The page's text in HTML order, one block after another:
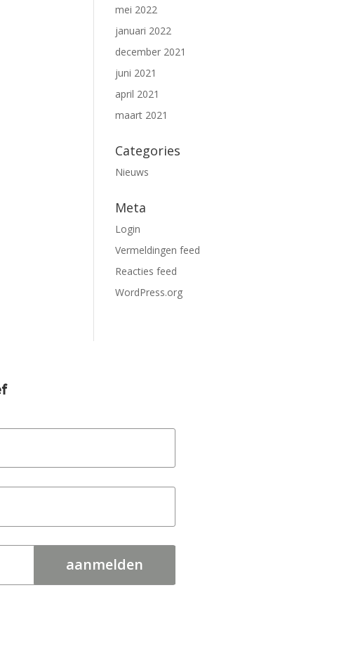
mei 2022
januari 2022
december 2021
juni 2021
april 2021
maart 2021
Categories
Nieuws
Meta
Login
Vermeldingen feed
Reacties feed
WordPress.org
aanmelden